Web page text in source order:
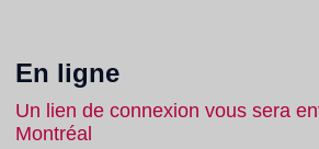
En ligne
Un lien de connexion vous sera
Montréal